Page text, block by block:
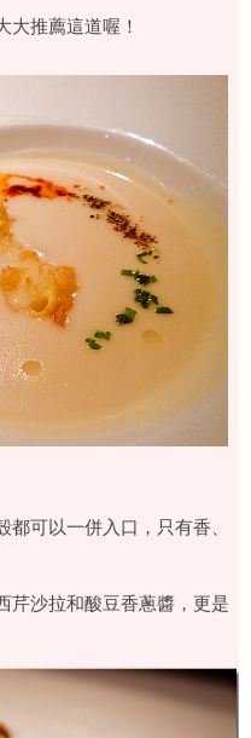
大推薦這道喔！
可以一併入口，只有香、
芹沙拉和酸豆香蔥醬，更是